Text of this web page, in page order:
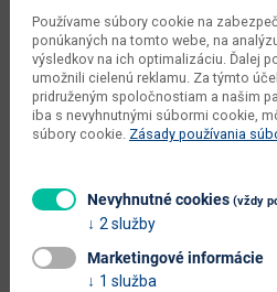
Výška
výrobcu
čistá váha výrobcu
váha s obalom výrobcu
typové označenie
výška od - do (cm)
Používame súbory cookie na
ponúkaných na tomto webe, na
výsledkov na ich optimalizáciu. Ďalej
umožnili cielenú reklamu. Za týmto
pridruženým spoločnostiam a našim
iba s nevyhnutnými súbormi cookie,
súbory cookie. Zásady používania
Nevyhnutné cookies (vždy
2 služby
Marketingové informácie
1 služba